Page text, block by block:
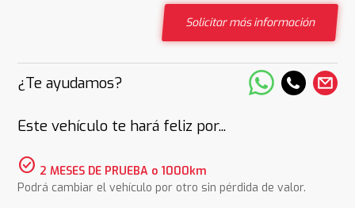
Solicitar más información
¿Te ayudamos?
Este vehículo te hará feliz por...
check_circle 2 MESES DE PRUEBA o 1000km
Podrá cambiar el vehículo por otro sin pérdida de valor.